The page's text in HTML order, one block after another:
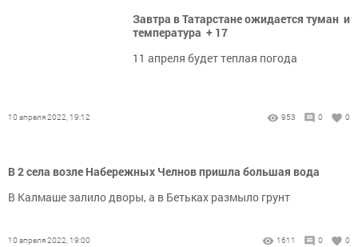
Завтра в Татарстане ожидается туман и
температура + 17
11 апреля будет теплая погода
10 апреля 2022, 19:12 953 0 0
В 2 села возле Набережных Челнов пришла большая вода
В Калмаше залило дворы, а в Бетьках размыло грунт
10 апреля 2022, 19:00 1611 0 0